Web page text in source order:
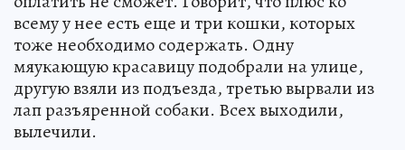
всему у нее есть еще и три кошки, которых
тоже необходимо содержать. Одну
мяукающую красавицу подобрали на улице,
другую взяли из подъезда, третью вырвали из
лап разъяренной собаки. Всех выходили,
вылечили.